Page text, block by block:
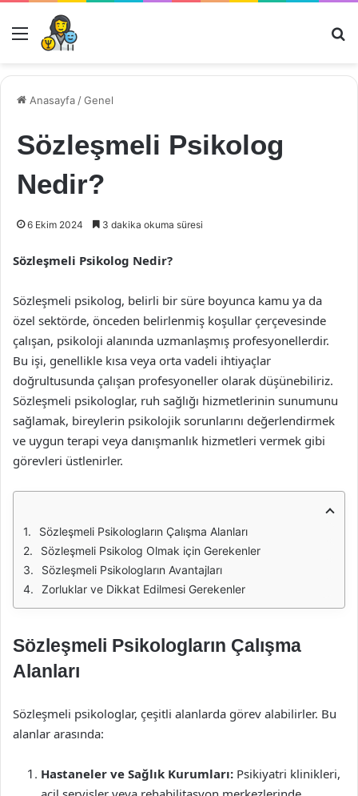
Menü
Anasayfa /Genel
Sözleşmeli Psikolog
Nedir?
6 Ekim 2024 3 dakika okuma süresi
Sözleşmeli Psikolog Nedir?
Sözleşmeli psikolog, belirli bir süre boyunca kamu ya da
özel sektörde, önceden belirlenmiş koşullar çerçevesinde
çalışan, psikoloji alanında uzmanlaşmış profesyonellerdir.
Bu işi, genellikle kısa veya orta vadeli ihtiyaçlar
doğrultusunda çalışan profesyoneller olarak düşünebiliriz.
Sözleşmeli psikologlar, ruh sağlığı hizmetlerinin sunumunu
sağlamak, bireylerin psikolojik sorunlarını değerlendirmek
ve uygun terapi veya danışmanlık hizmetleri vermek gibi
görevleri üstlenirler.
Sözleşmeli Psikologların Çalışma Alanları
Sözleşmeli Psikolog Olmak için Gerekenler
Sözleşmeli Psikologların Avantajları
Zorluklar ve Dikkat Edilmesi Gerekenler
Sözleşmeli Psikologların Çalışma
Alanları
Sözleşmeli psikologlar, çeşitli alanlarda görev alabilirler. Bu
alanlar arasında:
Hastaneler ve Sağlık Kurumları: Psikiyatri klinikleri,